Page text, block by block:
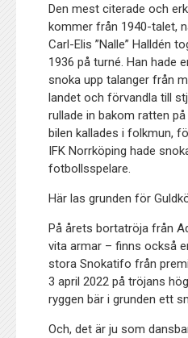
Den mest citerade och
kommer från 1940-talet,
Carl-Elis ”Nalle” Halldén
1936 på turné. Han hade
snoka upp talanger från
landet och förvandla till
rullade in bakom ratten på
bilen kallades i folkmun,
IFK Norrköping hade
fotbollsspelare.
Här las grunden för
På årets bortatröja från
vita armar – finns också
stora Snokatifo från
3 april 2022 på tröjans
ryggen bär i grunden ett
Och, det är ju som